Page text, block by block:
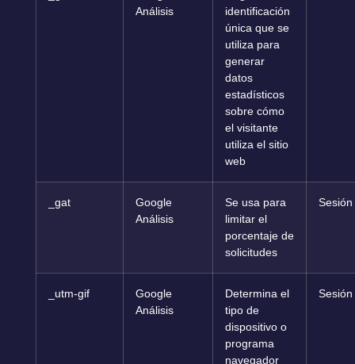
Análisis
identificación
única que se
utiliza para
generar
datos
estadísticos
sobre cómo
el visitante
utiliza el sitio
web
_gat
Google
Análisis
Se usa para
limitar el
porcentaje de
solicitudes
Sesión
_utm-gif
Google
Análisis
Determina el
tipo de
dispositivo o
programa
navegador
Sesión